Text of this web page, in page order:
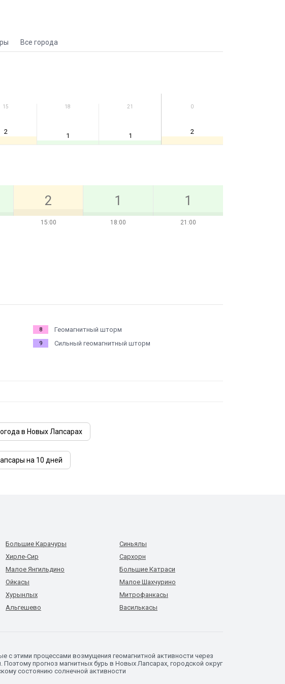
Все города
15
2
18
1
21
1
0
2
15:00
2
18:00
1
21:00
1
8 Геомагнитный шторм
9 Сильный геомагнитный шторм
в Новых Лапсарах
на 10 дней
Большие Карачуры
Хирле-Сир
Малое Янгильдино
Ойкасы
Хурынлых
Альгешево
Синьялы
Сархорн
Большие Катраси
Малое Шахчурино
Митрофанкасы
Василькасы
с этими процессами возмущения геомагнитной активности через
прогноз магнитных бурь в Новых Лапсарах, городской округ
состоянию солнечной активности